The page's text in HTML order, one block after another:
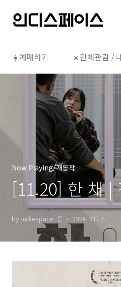
☀️예매하기 ☀️단체관람 /
Now Playing/개봉작
[11.20] 한 채 |
by indiespace_은 2024. 11. 7.